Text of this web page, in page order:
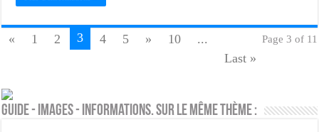
Page 3 of 11
« 1 2 3 4 5 » 10
...
Last »
Guide - Images - Informations. Sur le même thème :